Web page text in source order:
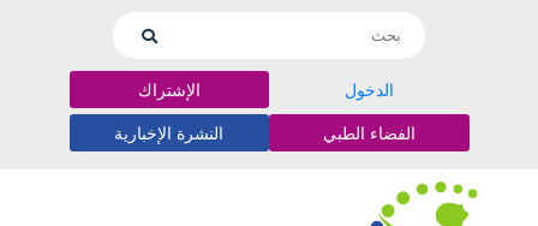
الدخول الإشتراك
الفضاء الطبي النشرة الإخبارية